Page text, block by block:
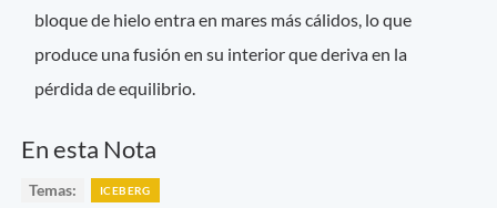
bloque de hielo entra en mares más cálidos, lo que
produce una fusión en su interior que deriva en la
pérdida de equilibrio.
En esta Nota
Temas: ICEBERG